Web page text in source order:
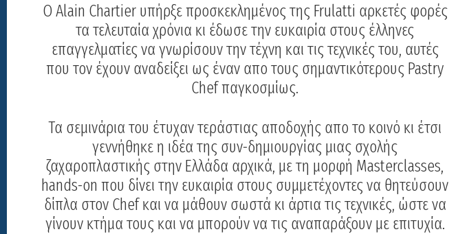
Ο Αlain Chartier υπήρξε προσκεκλημένος της Frulatti αρκετές φορές
τα τελευταία χρόνια κι έδωσε την ευκαιρία στους έλληνες
επαγγελματίες να γνωρίσουν την τέχνη και τις τεχνικές του, αυτές
που τον έχουν αναδείξει ως έναν απο τους σημαντικότερους Pastry
Chef παγκοσμίως.
Τα σεμινάρια του έτυχαν τεράστιας αποδοχής απο το κοινό κι έτσι
γεννήθηκε η ιδέα της συν-δημιουργίας μιας σχολής
ζαχαροπλαστικής στην Ελλάδα αρχικά, με τη μορφή Μasterclasses,
hands-on που δίνει την ευκαιρία στους συμμετέχοντες να θητεύσουν
δίπλα στον Chef και να μάθουν σωστά κι άρτια τις τεχνικές, ώστε να
γίνουν κτήμα τους και να μπορούν να τις αναπαράξουν με επιτυχία.